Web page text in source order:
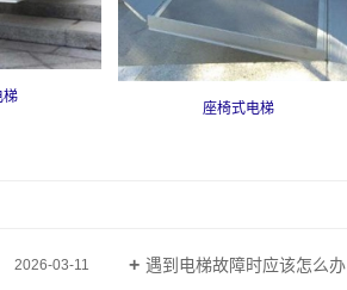
梯
座椅式电梯
2026-03-11 遇到电梯故障时应该怎么办